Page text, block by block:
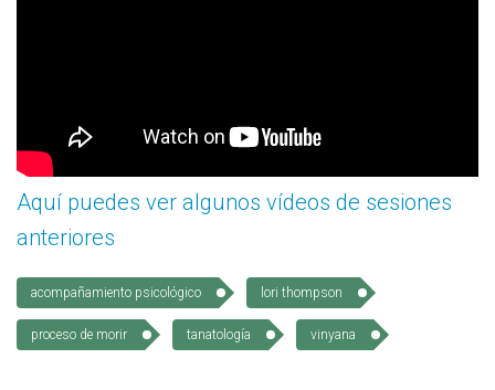
Aquí puedes ver algunos vídeos de sesiones
anteriores
acompañamiento psicológico lori thompson
proceso de morir tanatología vinyana